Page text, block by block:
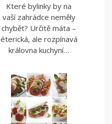
Které bylinky by na
vaší zahrádce neměly
chybět? Určitě máta –
éterická, ale rozpínavá
královna kuchyní…